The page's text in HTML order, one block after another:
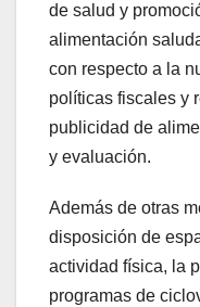
de salud y
alimentación
con respecto a la
políticas fiscales y
publicidad de
y evaluación.
Además de otras
disposición de
actividad física, la
programas de